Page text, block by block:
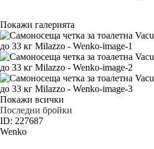
Покажи галерията
Покажи всички
Последни бройки
ID: 227687
Wenko